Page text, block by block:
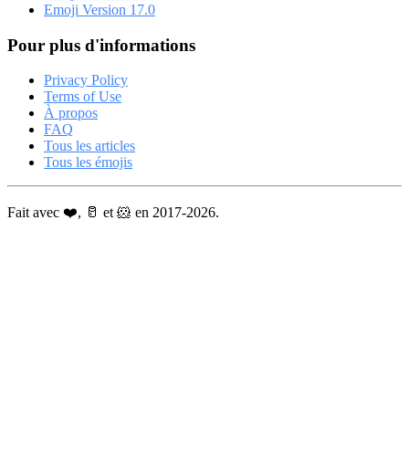
Emoji Version 17.0
Pour plus d'informations
Privacy Policy
Terms of Use
À propos
FAQ
Tous les articles
Tous les émojis
Fait avec ❤️, 🥛 et 🐹 en 2017-2026.